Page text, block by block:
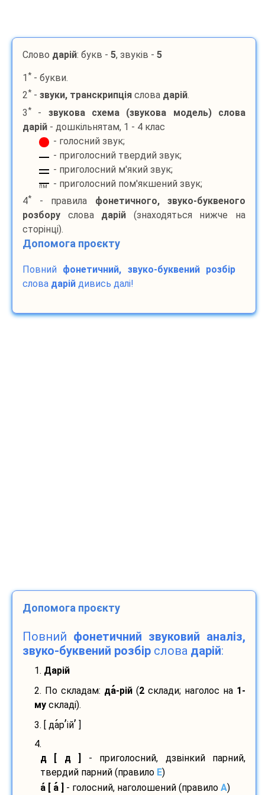
Слово дарій: букв - 5, звуків - 5
1 * - букви.
2* - звуки, транскрипція слова дарій.
3* - звукова схема (звукова модель) слова
дарій - дошкільнятам, 1 - 4 клас
- голосний звук;
- приголосний твердий звук;
- приголосний м'який звук;
пм
- приголосний пом'якшений звук;
4* - правила фонетичного, звуко-буквеного
розбору слова дарій (знаходяться нижче на
сторінці).
Допомога проєкту
Повний фонетичний, звуко-буквений розбір
слова дарій дивись далі!
Допомога проєкту
Повний фонетичний звуковий аналіз,
звуко-буквений розбір слова дарій:
1. Дарій
2. По складам: да-рій (2 склади; наголос на 1-
му складі).
3. [ дар’ій’
4.
д [ д ]
- приголосний, дзвінкий парний,
твердий парний (правило E)
а [ а - голосний, наголошений (правило A)